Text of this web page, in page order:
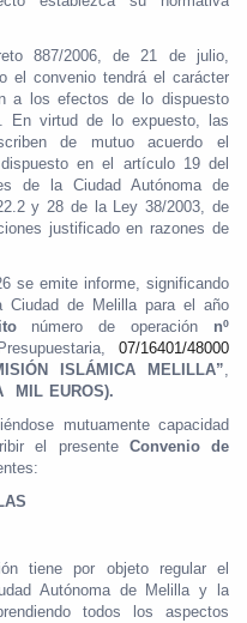
887/2006, de 21 de julio,
el convenio tendrá el carácter
a los efectos de lo dispuesto
En virtud de lo expuesto, las
de mutuo acuerdo el
en el artículo 19 del
de la Ciudad Autónoma de
y 28 de la Ley 38/2003, de
justificado en razones de
se emite informe, significando
Ciudad de Melilla para el año
número de operación nº
07/16401/48000
ISLÁMICA MELILLA”,
MIL EUROS).
mutuamente capacidad
el presente Convenio de
tiene por objeto regular el
Autónoma de Melilla y la
todos los aspectos